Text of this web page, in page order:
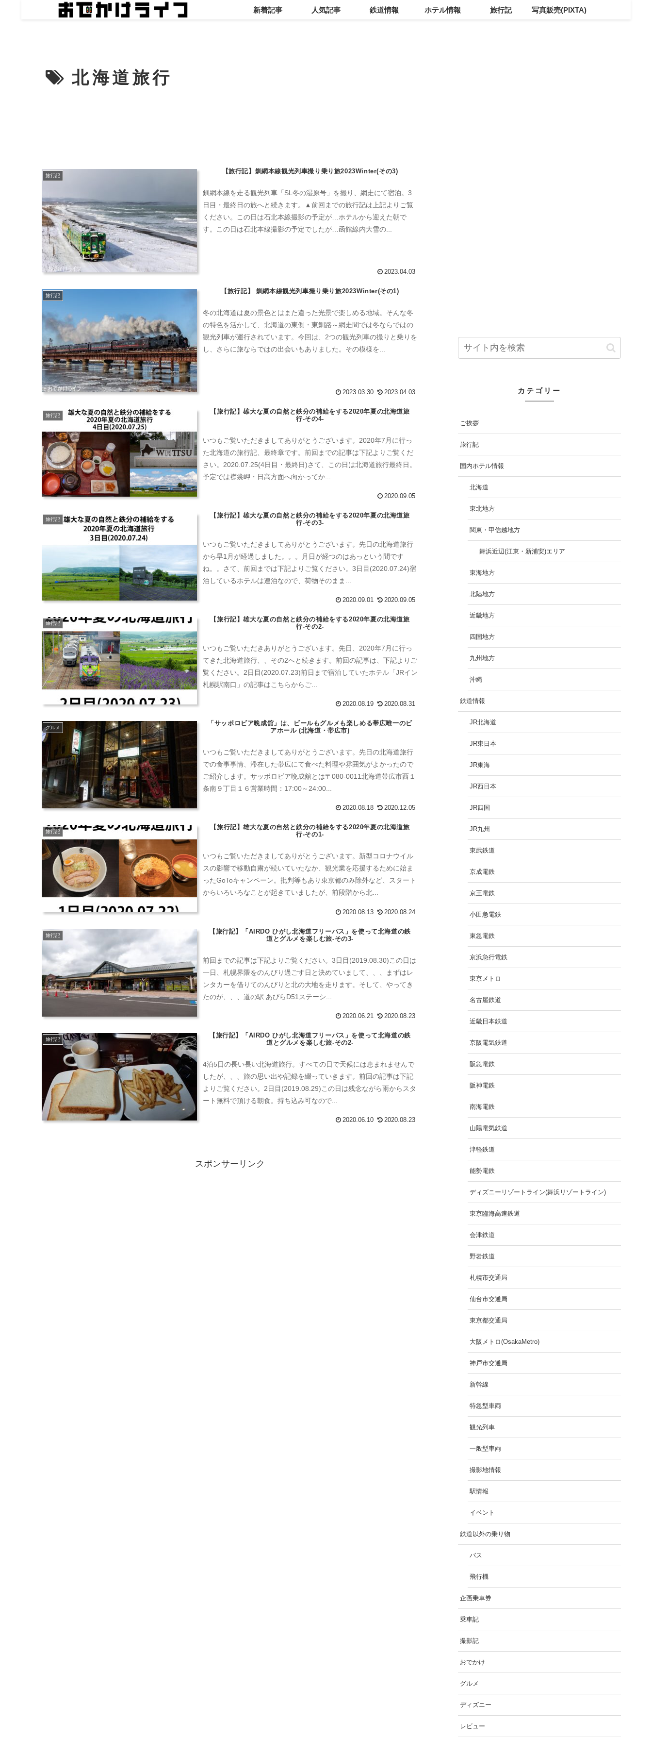
新着記事 人気記事 鉄道情報 ホテル情報 旅行記 写真販売(PIXTA)
北海道旅行
旅行記
【旅行記】釧網本線観光列車撮り乗り旅2023Winter(その3)
釧網本線を走る観光列車「SL冬の湿原号」を撮り、網走にて宿泊。3
日目・最終日の旅へと続きます。▲前回までの旅行記は上記よりご覧
ください。この日は石北本線撮影の予定が…ホテルから迎えた朝で
す。この日は石北本線撮影の予定でしたが…函館線内大雪の...
2023.04.03
旅行記
【旅行記】 釧網本線観光列車撮り乗り旅2023Winter(その1)
冬の北海道は夏の景色とはまた違った光景で楽しめる地域。そんな冬
の特色を活かして、北海道の東側・東釧路～網走間では冬ならではの
観光列車が運行されています。今回は、2つの観光列車の撮りと乗りを
し、さらに旅ならではの出会いもありました。その模様を...
2023.03.30 2023.04.03
旅行記
【旅行記】雄大な夏の自然と鉄分の補給をする2020年夏の北海道旅
行-その4-
いつもご覧いただきましてありがとうございます。2020年7月に行っ
た北海道の旅行記、最終章です。前回までの記事は下記よりご覧くだ
さい。2020.07.25(4日目・最終日)さて、この日は北海道旅行最終日。
予定では襟裳岬・日高方面へ向かってか...
2020.09.05
旅行記
【旅行記】雄大な夏の自然と鉄分の補給をする2020年夏の北海道旅
行-その3-
いつもご覧いただきましてありがとうございます。先日の北海道旅行
から早1月が経過しました。。。月日が経つのはあっという間です
ね。。さて、前回までは下記よりご覧ください。3日目(2020.07.24)宿
泊しているホテルは連泊なので、荷物そのまま...
2020.09.01 2020.09.05
旅行記
【旅行記】雄大な夏の自然と鉄分の補給をする2020年夏の北海道旅
行-その2-
いつもご覧いただきありがとうございます。先日、2020年7月に行っ
てきた北海道旅行、、その2へと続きます。前回の記事は、下記よりご
覧ください。2日目(2020.07.23)前日まで宿泊していたホテル「JRイン
札幌駅南口」の記事はこちらからご...
2020.08.19 2020.08.31
グルメ
「サッポロビア晩成舘」は、ビールもグルメも楽しめる帯広唯一のビ
アホール (北海道・帯広市)
いつもご覧いただきましてありがとうございます。先日の北海道旅行
での食事事情、滞在した帯広にて食べた料理や雰囲気がよかったので
ご紹介します。サッポロビア晩成舘とは〒080-0011北海道帯広市西１
条南９丁目１６営業時間：17:00～24:00...
2020.08.18 2020.12.05
旅行記
【旅行記】雄大な夏の自然と鉄分の補給をする2020年夏の北海道旅
行-その1-
いつもご覧いただきましてありがとうございます。新型コロナウイル
スの影響で移動自粛が続いていたなか、観光業を応援するために始ま
ったGoToキャンペーン。批判等もあり東京都のみ除外など、スタート
からいろいろなことが起きていましたが、前段階から北...
2020.08.13 2020.08.24
旅行記
【旅行記】「AIRDO ひがし北海道フリーパス」を使って北海道の鉄
道とグルメを楽しむ旅-その3-
前回までの記事は下記よりご覧ください。3日目(2019.08.30)この日は
一日、札幌界隈をのんびり過ごす日と決めていまして、、、まずはレ
ンタカーを借りてのんびりと北の大地を走ります。そして、やってき
たのが、、、道の駅 あびらD51ステーシ...
2020.06.21 2020.08.23
旅行記
【旅行記】「AIRDO ひがし北海道フリーパス」を使って北海道の鉄
道とグルメを楽しむ旅-その2-
4泊5日の長い長い北海道旅行。すべての日で天候には恵まれませんで
したが、、、旅の思い出や記録を綴っていきます。前回の記事は下記
よりご覧ください。2日目(2019.08.29)この日は残念ながら雨からスタ
ート無料で頂ける朝食。持ち込み可なので...
2020.06.10 2020.08.23
スポンサーリンク
カテゴリー
ご挨拶
旅行記
国内ホテル情報
北海道
東北地方
関東・甲信越地方
舞浜近辺(江東・新浦安)エリア
東海地方
北陸地方
近畿地方
四国地方
九州地方
沖縄
鉄道情報
JR北海道
JR東日本
JR東海
JR西日本
JR四国
JR九州
東武鉄道
京成電鉄
京王電鉄
小田急電鉄
東急電鉄
京浜急行電鉄
東京メトロ
名古屋鉄道
近畿日本鉄道
京阪電気鉄道
阪急電鉄
阪神電鉄
南海電鉄
山陽電気鉄道
津軽鉄道
能勢電鉄
ディズニーリゾートライン(舞浜リゾートライン)
東京臨海高速鉄道
会津鉄道
野岩鉄道
札幌市交通局
仙台市交通局
東京都交通局
大阪メトロ(OsakaMetro)
神戸市交通局
新幹線
特急型車両
観光列車
一般型車両
撮影地情報
駅情報
イベント
鉄道以外の乗り物
バス
飛行機
企画乗車券
乗車記
撮影記
おでかけ
グルメ
ディズニー
レビュー